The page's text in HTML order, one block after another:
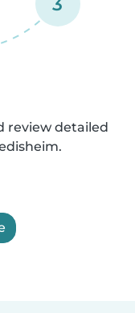
review detailed